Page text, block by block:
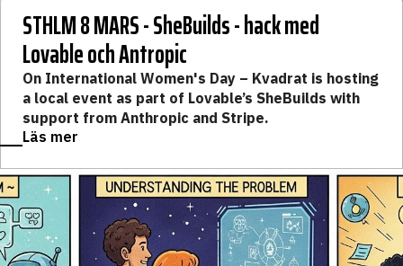
STHLM 8 MARS - SheBuilds - hack med
Lovable och Antropic
​On International Women's Day – Kvadrat is hosting
a local event as part of Lovable’s SheBuilds with
support from Anthropic and Stripe.
Läs mer